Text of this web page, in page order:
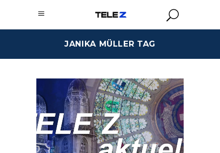
JANIKA MÜLLER TAG